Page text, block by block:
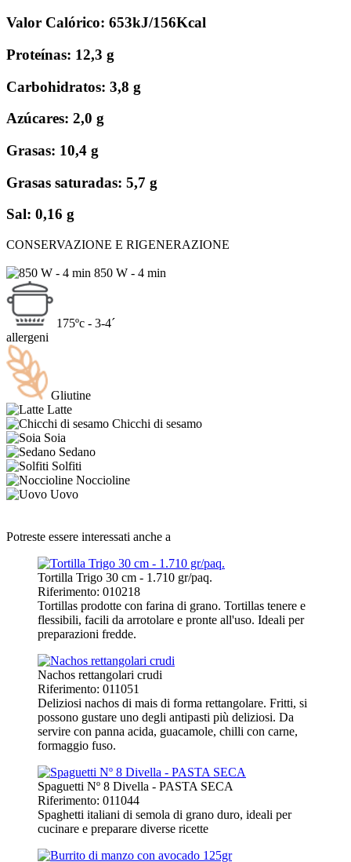
Valor Calórico: 653kJ/156Kcal
Proteínas: 12,3 g
Carbohidratos: 3,8 g
Azúcares: 2,0 g
Grasas: 10,4 g
Grasas saturadas: 5,7 g
Sal: 0,16 g
CONSERVAZIONE E RIGENERAZIONE
850 W - 4 min
175ºc - 3-4´
allergeni
Gliutine
Latte
Chicchi di sesamo
Soia
Sedano
Solfiti
Noccioline
Uovo
Potreste essere interessati anche a
Tortilla Trigo 30 cm - 1.710 gr/paq.
Riferimento: 010218
Tortillas prodotte con farina di grano. Tortillas tenere e
flessibili, facili da arrotolare e pronte all'uso. Ideali per
preparazioni fredde.
Nachos rettangolari crudi
Riferimento: 011051
Deliziosi nachos di mais di forma rettangolare. Fritti, si
possono gustare uno degli antipasti più deliziosi. Da
servire con panna acida, guacamole, chilli con carne,
formaggio fuso.
Spaguetti Nº 8 Divella - PASTA SECA
Riferimento: 011044
Spaghetti italiani di semola di grano duro, ideali per
cucinare e preparare diverse ricette